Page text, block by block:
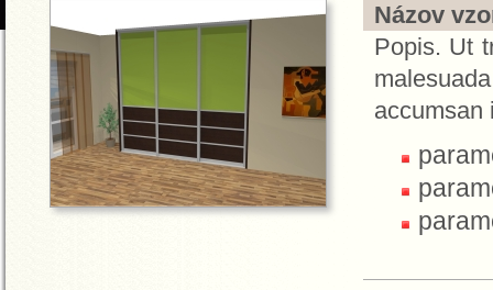
Názov
Popis. Ut
accumsan